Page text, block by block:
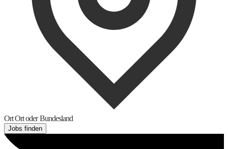
OrtOrt oder Bundesland
Jobs finden